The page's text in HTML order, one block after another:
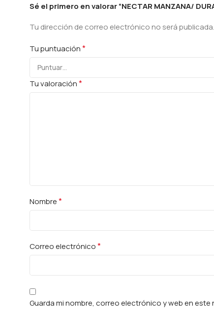
Sé el primero en valorar “NECTAR MANZANA/
Tu dirección de correo electrónico no será publicada.
Tu puntuación*
Tu valoración*
Nombre*
Correo electrónico*
Guarda mi nombre, correo electrónico y web en